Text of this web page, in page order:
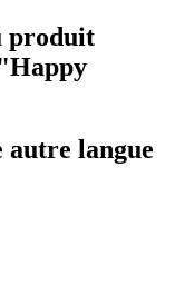
produit
autre langue